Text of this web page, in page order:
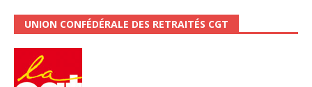
UNION CONFÉDÉRALE DES RETRAITÉS CGT